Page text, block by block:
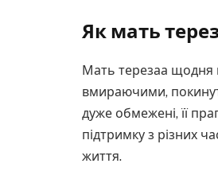
Як мать
Мать терезаа щодня
вмираючими,
дуже обмежені, її
підтримку з різних
життя.